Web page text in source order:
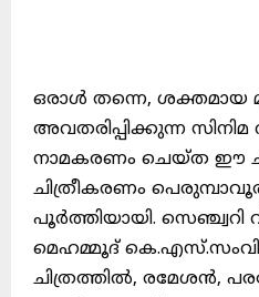
ഒരാൾ തന്നെ, ശക്തമായ
അവതരിപ്പിക്കുന്ന
നാമകരണം ചെയ്ത ഈ
ചിത്രീകരണം
പൂർത്തിയായി. സെഞ്ച്വറി
മെഹമ്മൂദ്
ചിത്രത്തിൽ, രമേശൻ,